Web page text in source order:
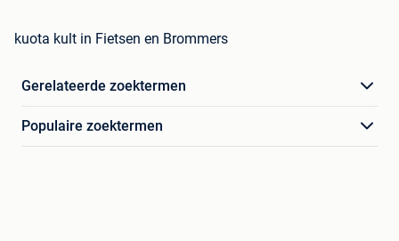
kuota kult in Fietsen en Brommers
Gerelateerde zoektermen
Populaire zoektermen